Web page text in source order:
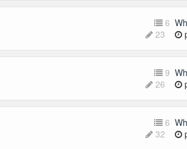
6
23
9
26
6
32